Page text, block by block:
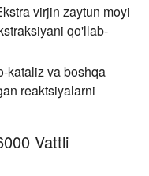
virjin zaytun moyi
qo'llab-
kataliz va boshqa
reaktsiyalarni
Vattli